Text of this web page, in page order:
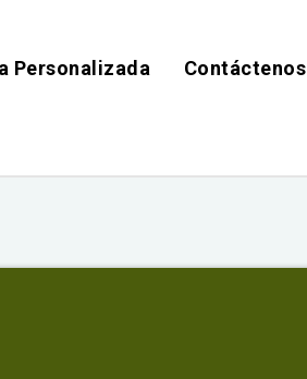
Personalizada Contáctenos